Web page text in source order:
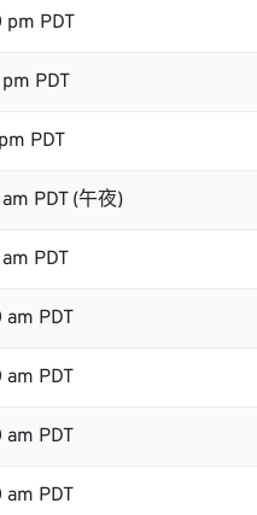
PDT
PDT
PDT
PDT (午夜)
PDT
PDT
PDT
PDT
PDT